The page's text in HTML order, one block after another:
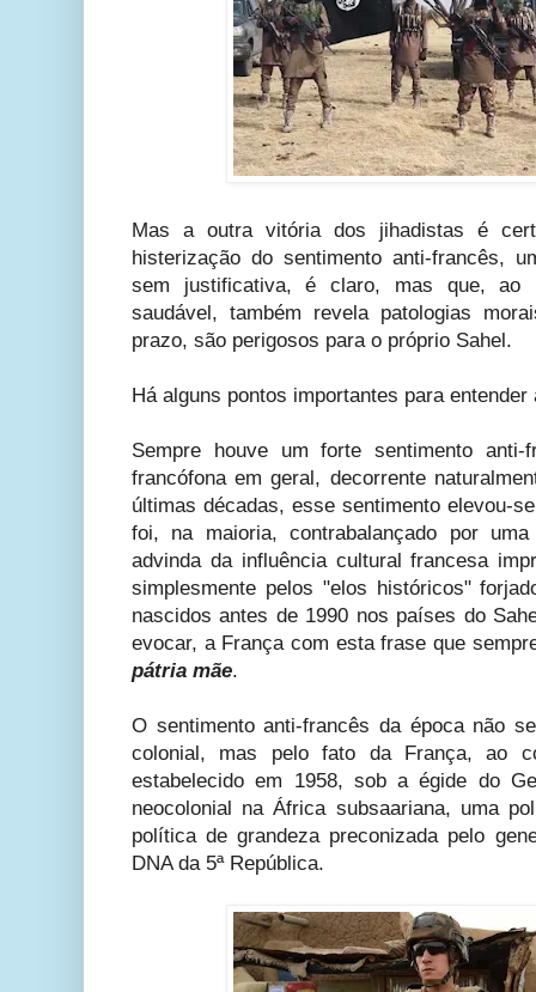
Mas a outra vitória dos jihadistas é
histerização do sentimento anti-francês,
sem justificativa, é claro, mas que, ao
saudável, também revela patologias
prazo, são perigosos para o próprio Sahel.
Há alguns pontos importantes para entender
Sempre houve um forte sentimento
francófona em geral, decorrente
últimas décadas, esse sentimento elevou-
foi, na maioria, contrabalançado por
advinda da influência cultural francesa
simplesmente pelos "elos históricos"
nascidos antes de 1990 nos países do
evocar, a França com esta frase que
pátria mãe.
O sentimento anti-francês da época não
colonial, mas pelo fato da França, ao
estabelecido em 1958, sob a égide do
neocolonial na África subsaariana, uma
política de grandeza preconizada pelo
DNA da 5ª República.